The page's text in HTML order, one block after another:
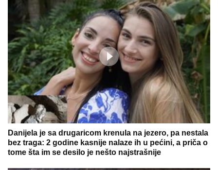
Danijela je sa drugaricom krenula na jezero, pa nestala
bez traga: 2 godine kasnije nalaze ih u pećini, a priča o
tome šta im se desilo je nešto najstrašnije